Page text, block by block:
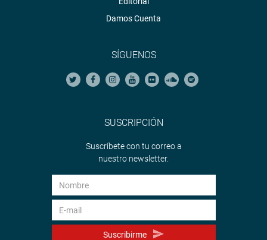
Damos Cuenta
SÍGUENOS
SUSCRIPCIÓN
Suscríbete con tu correo a
nuestro newsletter.
Suscribirme